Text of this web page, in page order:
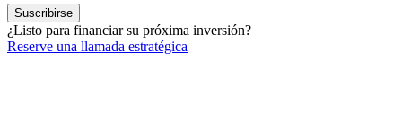
Suscribirse
¿Listo para financiar su próxima inversión?
Reserve una llamada estratégica